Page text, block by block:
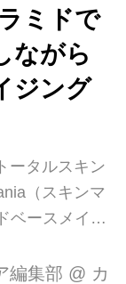
ミドで
ながら
ジング
ータルスキン
（スキンマ
ベースメイク
ーファンデー
」「セラミ
編集部 @ カ